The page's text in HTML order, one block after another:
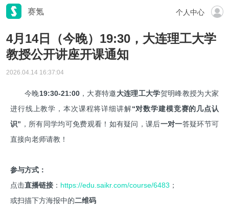
赛氪 个人中心
4月14日（今晚）19:30，大连理工大学
教授公开讲座开课通知
2026.04.14 16:37:04
今晚19:30-21:00，大赛特邀大连理工大学贺明峰教授为大家
进行线上教学，本次课程将详细讲解“对数学建模竞赛的几点认
识” ，所有同学均可免费观看！如有疑问，课后一对一答疑环节可
直接向老师请教！
参与方式：
点击直播链接 ： https://edu.saikr.com/course/6483 ；
或扫描下方海报中的二维码